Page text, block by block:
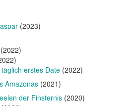
(2023)
(2022)
erstes Date (2022)
Amazonas (2021)
der Finsternis (2020)